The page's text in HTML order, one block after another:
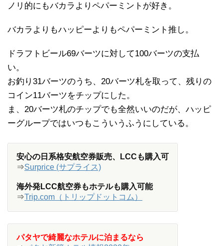
ノリ的にもバカラよりペパーミントが好き。
バカラよりもハッピーよりもペパーミント推し。
ドラフトビール69バーツに対して100バーツの支払
い。
お釣り31バーツのうち、20バーツ札を取って、残りの
コイン11バーツをチップにした。
ま、20バーツ札のチップでも全然いいのだが、ハッピ
ーグループではいつもこういうふうにしている。
安心の日系格安航空券販売、LCCも購入可
⇒Surprice (サプライス)
海外発LCC航空券もホテルも購入可能
⇒Trip.com（トリップドットコム）
パタヤで綺麗なホテルに泊まるなら